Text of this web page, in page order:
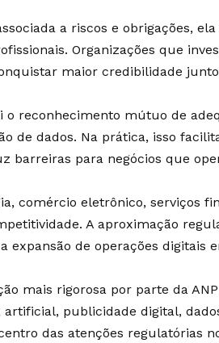
a riscos e obrigações,
Organizações que
maior credibilidade
o reconhecimento mútuo de
de dados. Na prática, isso
barreiras para negócios que
comércio eletrônico, serviços
A aproximação
de operações digitais
mais rigorosa por parte da
publicidade digital,
das atenções regulatórias